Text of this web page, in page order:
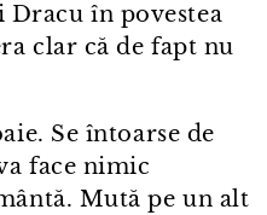
Dracu în povestea
clar că de fapt nu
Se întoarse de
face nimic
Mută pe un alt